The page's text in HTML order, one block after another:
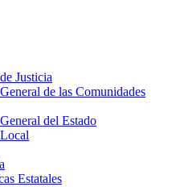
Justicia
de las Comunidades
del Estado
Estatales